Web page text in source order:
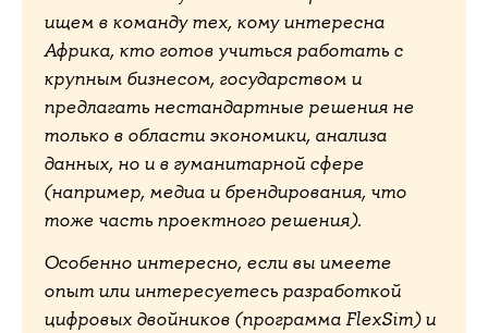
ищем в команду тех, кому интересна
Африка, кто готов учиться работать с
крупным бизнесом, государством и
предлагать нестандартные решения не
только в области экономики, анализа
данных, но и в гуманитарной сфере
(например, медиа и брендирования, что
тоже часть проектного решения).
Особенно интересно, если вы имеете
опыт или интересуетесь разработкой
цифровых двойников (программа FlexSim) и